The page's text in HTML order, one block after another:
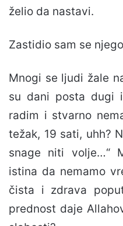
želio da nastavi.
Zastidio sam se
Mnogi se ljudi žale
su dani posta dugi
radim i stvarno
težak, 19 sati, uhh?
snage niti volje…“
istina da nemamo
čista i zdrava
prednost daje